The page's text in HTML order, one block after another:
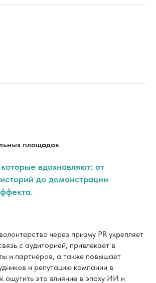
до демонстрации
через призму PR укрепляет
с аудиторией, привлекает в
и партнёров, а также повышает
и репутацию компании в
где волонтёрские проекты компании
отклик у аудитории, и обсудим,
превратить эти инициативы в магнит
Участники проанализируют,